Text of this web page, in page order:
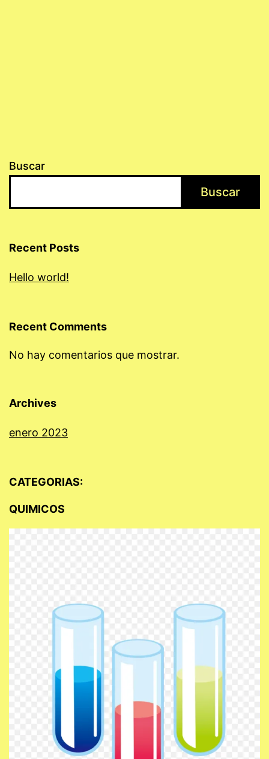
Buscar
Buscar
Recent Posts
Hello world!
Recent Comments
No hay comentarios que mostrar.
Archives
enero 2023
CATEGORIAS:
QUIMICOS